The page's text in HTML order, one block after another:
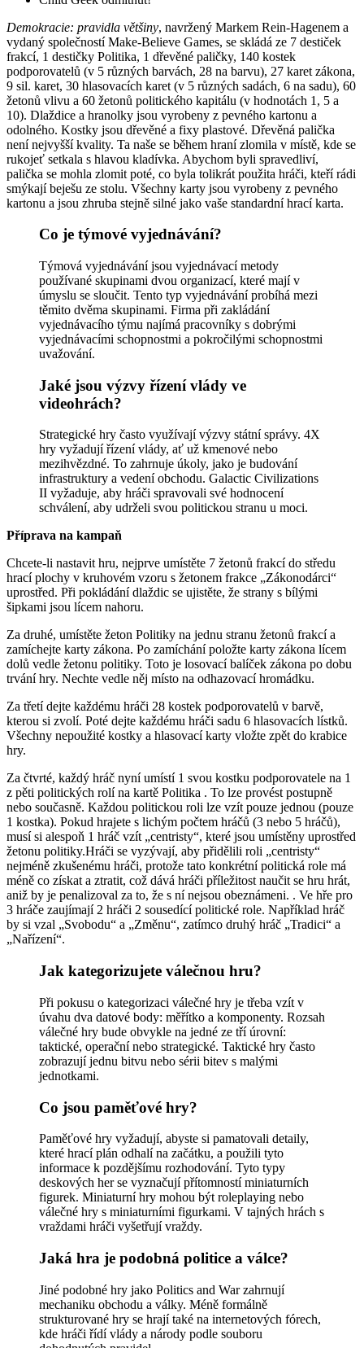
Demokracie: pravidla většiny, navržený Markem Rein-Hagenem a
vydaný společností Make-Believe Games, se skládá ze 7 destiček
frakcí, 1 destičky Politika, 1 dřevěné paličky, 140 kostek
podporovatelů (v 5 různých barvách, 28 na barvu), 27 karet zákona,
9 sil. karet, 30 hlasovacích karet (v 5 různých sadách, 6 na sadu), 60
žetonů vlivu a 60 žetonů politického kapitálu (v hodnotách 1, 5 a
10). Dlaždice a hranolky jsou vyrobeny z pevného kartonu a
odolného. Kostky jsou dřevěné a fixy plastové. Dřevěná palička
není nejvyšší kvality. Ta naše se během hraní zlomila v místě, kde se
rukojeť setkala s hlavou kladívka. Abychom byli spravedliví,
palička se mohla zlomit poté, co byla tolikrát použita hráči, kteří rádi
smýkají beješu ze stolu. Všechny karty jsou vyrobeny z pevného
kartonu a jsou zhruba stejně silné jako vaše standardní hrací karta.
Co je týmové vyjednávání?
Týmová vyjednávání jsou vyjednávací metody
používané skupinami dvou organizací, které mají v
úmyslu se sloučit. Tento typ vyjednávání probíhá mezi
těmito dvěma skupinami. Firma při zakládání
vyjednávacího týmu najímá pracovníky s dobrými
vyjednávacími schopnostmi a pokročilými schopnostmi
uvažování.
Jaké jsou výzvy řízení vlády ve
videohrách?
Strategické hry často využívají výzvy státní správy. 4X
hry vyžadují řízení vlády, ať už kmenové nebo
mezihvězdné. To zahrnuje úkoly, jako je budování
infrastruktury a vedení obchodu. Galactic Civilizations
II vyžaduje, aby hráči spravovali své hodnocení
schválení, aby udrželi svou politickou stranu u moci.
Příprava na kampaň
Chcete-li nastavit hru, nejprve umístěte 7 žetonů frakcí do středu
hrací plochy v kruhovém vzoru s žetonem frakce „Zákonodárci“
uprostřed. Při pokládání dlaždic se ujistěte, že strany s bílými
šipkami jsou lícem nahoru.
Za druhé, umístěte žeton Politiky na jednu stranu žetonů frakcí a
zamíchejte karty zákona. Po zamíchání položte karty zákona lícem
dolů vedle žetonu politiky. Toto je losovací balíček zákona po dobu
trvání hry. Nechte vedle něj místo na odhazovací hromádku.
Za třetí dejte každému hráči 28 kostek podporovatelů v barvě,
kterou si zvolí. Poté dejte každému hráči sadu 6 hlasovacích lístků.
Všechny nepoužité kostky a hlasovací karty vložte zpět do krabice
hry.
Za čtvrté, každý hráč nyní umístí 1 svou kostku podporovatele na 1
z pěti politických rolí na kartě Politika . To lze provést postupně
nebo současně. Každou politickou roli lze vzít pouze jednou (pouze
1 kostka). Pokud hrajete s lichým počtem hráčů (3 nebo 5 hráčů),
musí si alespoň 1 hráč vzít „centristy“, které jsou umístěny uprostřed
žetonu politiky.Hráči se vyzývají, aby přidělili roli „centristy“
nejméně zkušenému hráči, protože tato konkrétní politická role má
méně co získat a ztratit, což dává hráči příležitost naučit se hru hrát,
aniž by je penalizoval za to, že s ní nejsou obeznámeni. . Ve hře pro
3 hráče zaujímají 2 hráči 2 sousedící politické role. Například hráč
by si vzal „Svobodu“ a „Změnu“, zatímco druhý hráč „Tradici“ a
„Nařízení“.
Jak kategorizujete válečnou hru?
Při pokusu o kategorizaci válečné hry je třeba vzít v
úvahu dva datové body: měřítko a komponenty. Rozsah
válečné hry bude obvykle na jedné ze tří úrovní:
taktické, operační nebo strategické. Taktické hry často
zobrazují jednu bitvu nebo sérii bitev s malými
jednotkami.
Co jsou paměťové hry?
Paměťové hry vyžadují, abyste si pamatovali detaily,
které hrací plán odhalí na začátku, a použili tyto
informace k pozdějšímu rozhodování. Tyto typy
deskových her se vyznačují přítomností miniaturních
figurek. Miniaturní hry mohou být roleplaying nebo
válečné hry s miniaturními figurkami. V tajných hrách s
vraždami hráči vyšetřují vraždy.
Jaká hra je podobná politice a válce?
Jiné podobné hry jako Politics and War zahrnují
mechaniku obchodu a války. Méně formálně
strukturované hry se hrají také na internetových fórech,
kde hráči řídí vlády a národy podle souboru